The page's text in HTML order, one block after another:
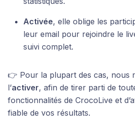
Activée, elle oblige les
leur email pour rejoindre le
suivi complet.
👉 Pour la plupart des cas, nous
l’activer, afin de tirer parti de
fonctionnalités de CrocoLive et
fiable de vos résultats.